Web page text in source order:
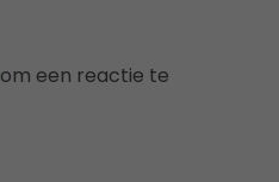
om een reactie te